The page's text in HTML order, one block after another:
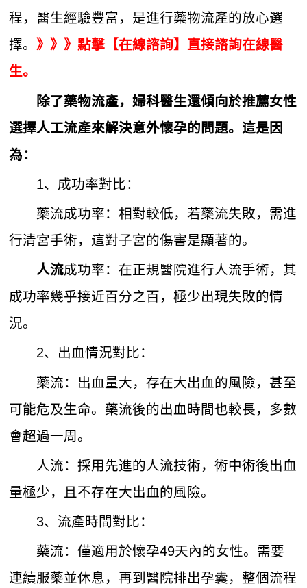
程，醫生經驗豐富，是進行藥物流產的放心選
擇。 》》》點擊【在線諮詢】直接諮詢在線醫
生。
除了藥物流產，婦科醫生還傾向於推薦女性
選擇人工流產來解決意外懷孕的問題。這是因
為：
1、成功率對比：
藥流成功率：相對較低，若藥流失敗，需進
行清宮手術，這對子宮的傷害是顯著的。
人流成功率：在正規醫院進行人流手術，其
成功率幾乎接近百分之百，極少出現失敗的情
況。
2、出血情況對比：
藥流：出血量大，存在大出血的風險，甚至
可能危及生命。藥流後的出血時間也較長，多數
會超過一周。
人流：採用先進的人流技術，術中術後出血
量極少，且不存在大出血的風險。
3、流產時間對比：
藥流：僅適用於懷孕49天內的女性。需要
連續服藥並休息，再到醫院排出孕囊，整個流程